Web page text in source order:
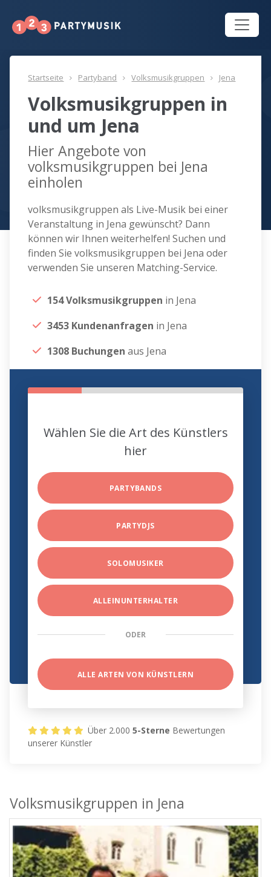
Startseite Partyband Volksmusikgruppen Jena
Volksmusikgruppen in
und um Jena
Hier Angebote von
volksmusikgruppen bei Jena
einholen
volksmusikgruppen als Live-Musik bei einer
Veranstaltung in Jena gewünscht? Dann
können wir Ihnen weiterhelfen! Suchen und
finden Sie volksmusikgruppen bei Jena oder
verwenden Sie unseren Matching-Service.
154 Volksmusikgruppen in Jena
3453 Kundenanfragen in Jena
1308 Buchungen aus Jena
Wählen Sie die Art des Künstlers
hier
PARTYBANDS
PARTYDJS
SOLOMUSIKER
ALLEINUNTERHALTER
ODER
ALLE ARTEN VON KÜNSTLERN
Über 2.0005-Sterne Bewertungen
unserer Künstler
Volksmusikgruppen in Jena